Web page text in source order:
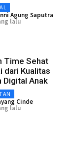
Agung Saputra
lalu
Time Sehat
dari Kualitas
Digital Anak
Cinde
lalu